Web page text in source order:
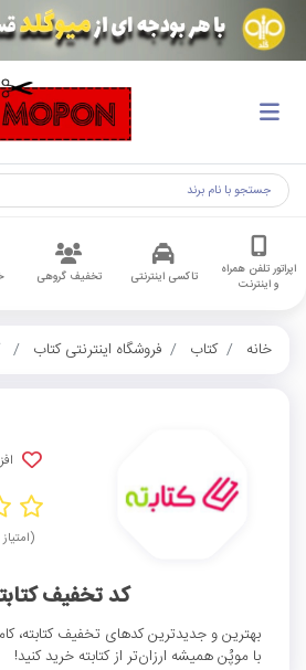
اپراتور تلفن همراه
و اینترنت
تاکسی اینترنتی تخفیف گروهی
خانه کتاب فروشگاه اینترنتی کتاب
(امتیاز ۱.۰۰ از مجموع ۱ رای)
کد تخفیف
بهترین و جدیدترین کدهای تخفیف کتابته،
با موپُن همیشه ارزان‌تر از کتابته خرید کنید!